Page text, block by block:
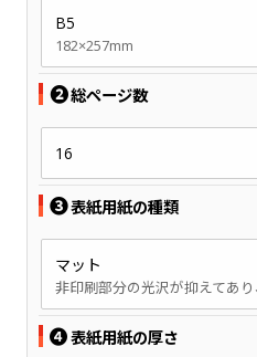
B5
182×257mm
❷総ページ数
16
❸表紙用紙の種類
マット
❹表紙用紙の厚さ